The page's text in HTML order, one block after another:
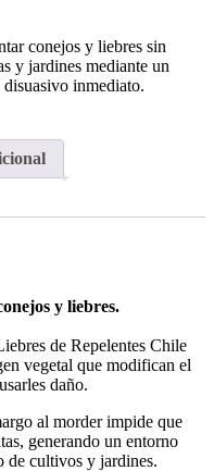
conejos y liebres sin
y jardines mediante un
inmediato.
y liebres.
de Repelentes Chile
vegetal que modifican el
daño.
al morder impide que
generando un entorno
de cultivos y jardines.